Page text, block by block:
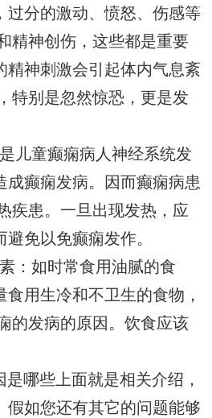
过分的激动、愤怒、伤感等
精神创伤，这些都是重要
精神刺激会引起体内气息紊
特别是忽然惊恐，更是发
儿童癫痫病人神经系统发
成癫痫发病。因而癫痫病患
疾患。一旦出现发热，应
免以免癫痫发作。
：如时常食用油腻的食
用生冷和不卫生的食物，
的发病的原因。饮食应该
哪些上面就是相关介绍，
假如您还有其它的问题能够